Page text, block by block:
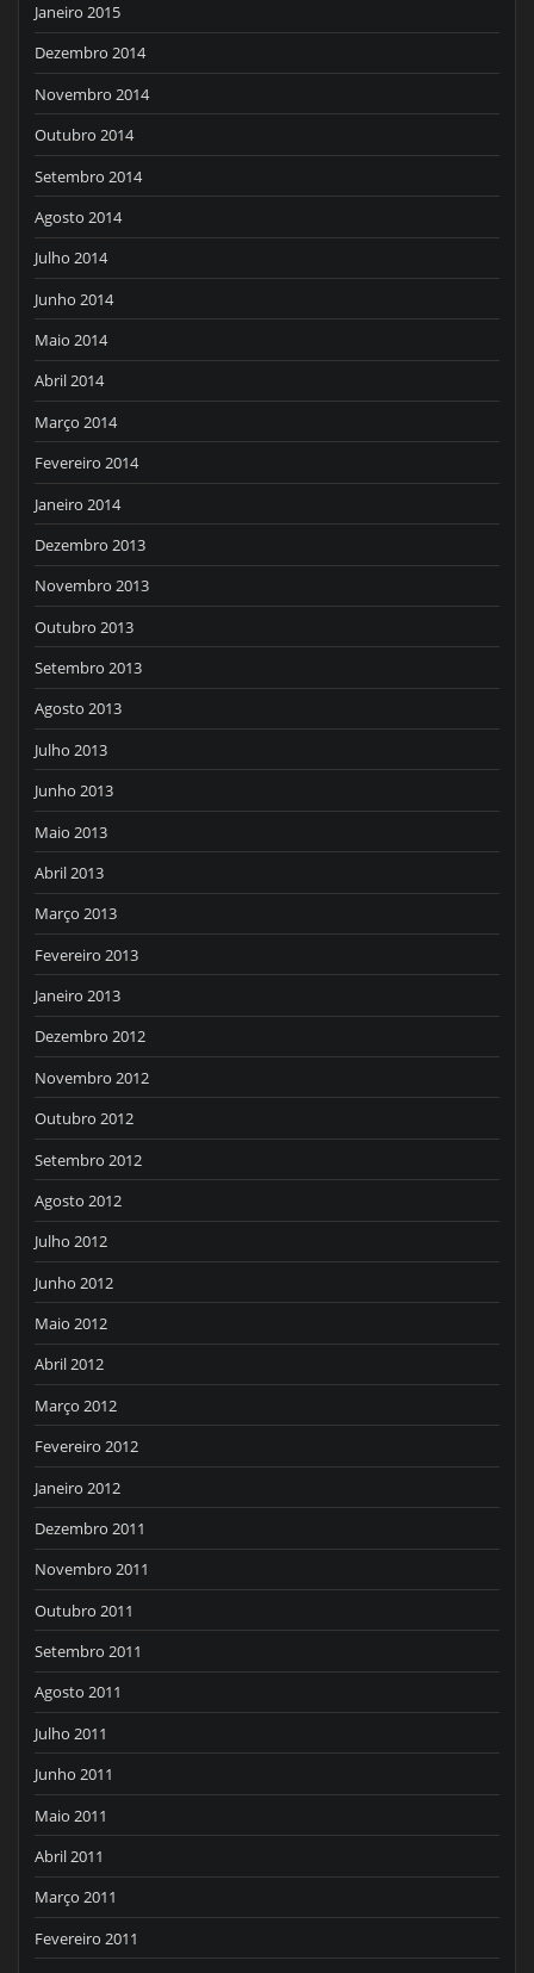
Janeiro 2015
Dezembro 2014
Novembro 2014
Outubro 2014
Setembro 2014
Agosto 2014
Julho 2014
Junho 2014
Maio 2014
Abril 2014
Março 2014
Fevereiro 2014
Janeiro 2014
Dezembro 2013
Novembro 2013
Outubro 2013
Setembro 2013
Agosto 2013
Julho 2013
Junho 2013
Maio 2013
Abril 2013
Março 2013
Fevereiro 2013
Janeiro 2013
Dezembro 2012
Novembro 2012
Outubro 2012
Setembro 2012
Agosto 2012
Julho 2012
Junho 2012
Maio 2012
Abril 2012
Março 2012
Fevereiro 2012
Janeiro 2012
Dezembro 2011
Novembro 2011
Outubro 2011
Setembro 2011
Agosto 2011
Julho 2011
Junho 2011
Maio 2011
Abril 2011
Março 2011
Fevereiro 2011